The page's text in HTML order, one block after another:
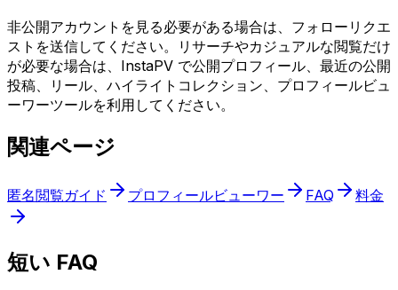
非公開アカウントを見る必要がある場合は、フォローリクエ
ストを送信してください。リサーチやカジュアルな閲覧だけ
が必要な場合は、InstaPV で公開プロフィール、最近の公開
投稿、リール、ハイライトコレクション、プロフィールビュ
ーワーツールを利用してください。
関連ページ
匿名閲覧ガイド プロフィールビューワー FAQ 料金
短い FAQ